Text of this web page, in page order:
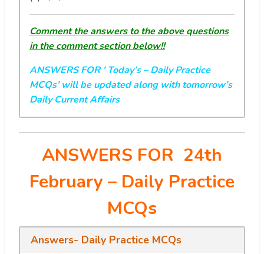
Comment the answers to the above questions
in the comment section below!!
ANSWERS FOR ’ Today’s – Daily Practice
MCQs’ will be updated along with tomorrow’s
Daily Current Affairs
ANSWERS FOR 24th
February – Daily Practice
MCQs
Answers- Daily Practice MCQs